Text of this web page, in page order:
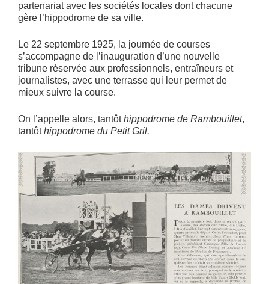
partenariat avec les sociétés locales dont chacune
gère l’hippodrome de sa ville.
Le 22 septembre 1925, la journée de courses
s’accompagne de l’inauguration d’une nouvelle
tribune réservée aux professionnels, entraîneurs et
journalistes, avec une terrasse qui leur permet de
mieux suivre la course.
On l’appelle alors, tantôthippodrome de Rambouillet,
tantôthippodrome du Petit Gril.